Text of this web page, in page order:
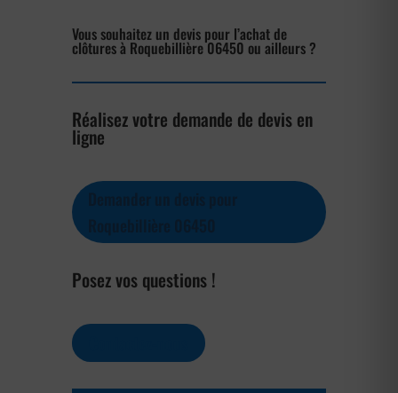
Vous souhaitez un devis pour l’achat de
clôtures à Roquebillière 06450 ou ailleurs ?
Réalisez votre demande de devis en
ligne
Posez vos questions !